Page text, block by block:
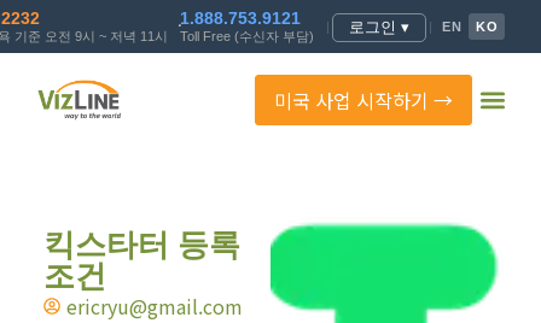
기준 오전 9시 ~ 저녁 11시
1.888.753.9121
Toll Free (수신자 부담)
| 로그인 ▾ | EN KO
미국 사업 시작하기 →
킥스타터 등록
조건
ericryu@gmail.com